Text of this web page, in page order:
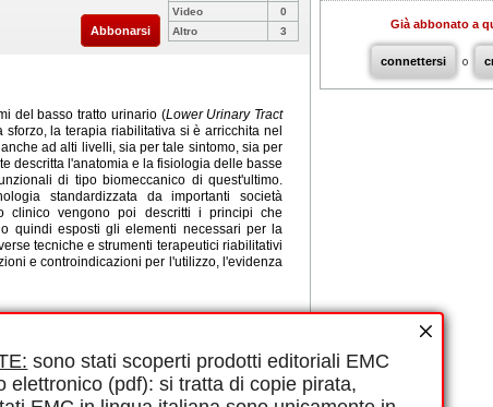
sono stati scoperti prodotti editoriali EMC
elettronico (pdf): si tratta di copie pirata,
Abbonarsi
Video
0
Altro
3
del basso tratto urinario (Lower Urinary Tract
sforzo, la terapia riabilitativa si è arricchita nel
ad alti livelli, sia per tale sintomo, sia per
descritta l'anatomia e la fisiologia delle basse
di tipo biomeccanico di quest'ultimo.
standardizzata da importanti società
clinico vengono poi descritti i principi che
quindi esposti gli elementi necessari per la
tecniche e strumenti terapeutici riabilitativi
e controindicazioni per l'utilizzo, l'evidenza
Sintomi della fase di svuotamento
Già abbonato a
connettersi o